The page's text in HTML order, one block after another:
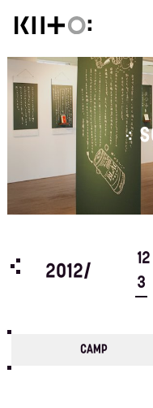
4
2012/
12
3
CAMP